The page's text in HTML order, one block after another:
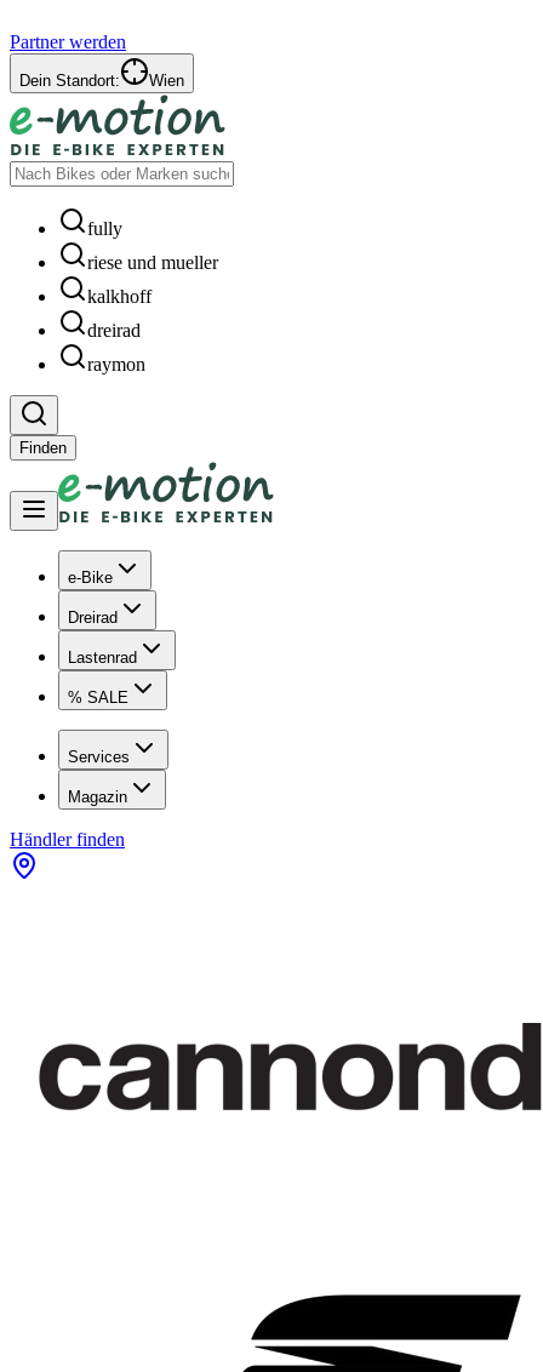
Partner werden
Dein Standort: Wien
fully
riese und mueller
kalkhoff
dreirad
raymon
Finden
e-Bike
Dreirad
Lastenrad
% SALE
Services
Magazin
Händler finden